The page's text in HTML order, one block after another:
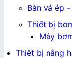
Bàn vá ép
Thiết bị
Máy
Thiết bị nâng